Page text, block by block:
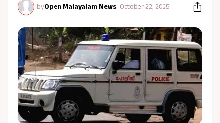
byOpen Malayalam News-October 22, 2025